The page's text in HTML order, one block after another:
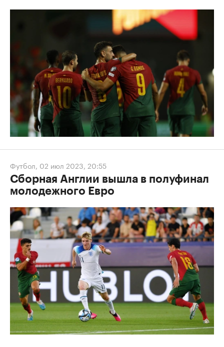
Футбол, 02 июл 2023, 20:55
Сборная Англии вышла в полуфинал
молодежного Евро